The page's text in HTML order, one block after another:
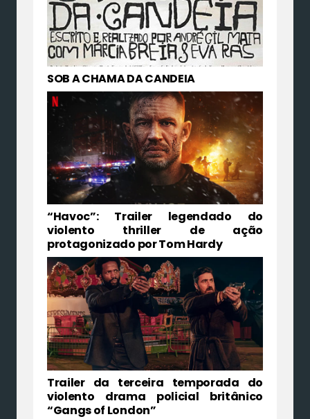
SOB A CHAMA DA CANDEIA
“Havoc”: Trailer legendado do
violento thriller de ação
protagonizado por Tom Hardy
Trailer da terceira temporada do
violento drama policial britânico
“Gangs of London”